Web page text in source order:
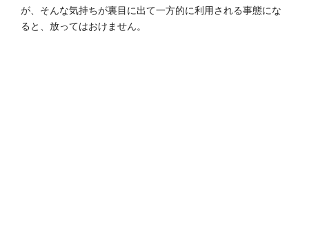
が、そんな気持ちが裏目に出て一方的に利用される事態にな
ると、放ってはおけません。